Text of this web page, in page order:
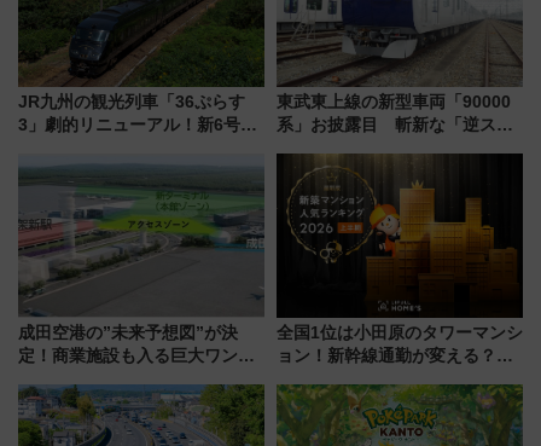
JR九州の観光列車「36ぷらす
3」劇的リニューアル！新6号車
別 “プレミアムランチ”導入･ル
ートや価格など解説
東武東上線の新型車両「90000
系」お披露目 斬新な「逆スラ
放的な車内空間に注目、デビュ
ーは9月
成田空港の”未来予想図”が決
定！商業施設も入る巨大ワンタ
で新型特急が品川･羽田とを結
ぶ！ JR空港駅は2面3線化！
全国1位は小田原のタワーマンシ
ョン！新幹線通勤が変える？
【新築マンション人気ランキン
グ】